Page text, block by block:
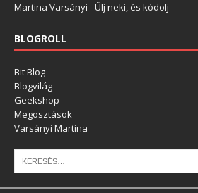
Martina Varsányi -Ülj neki, és kódolj
BLOGROLL
Bit Blog
Blogvilág
Geekshop
Megosztások
Varsányi Martina